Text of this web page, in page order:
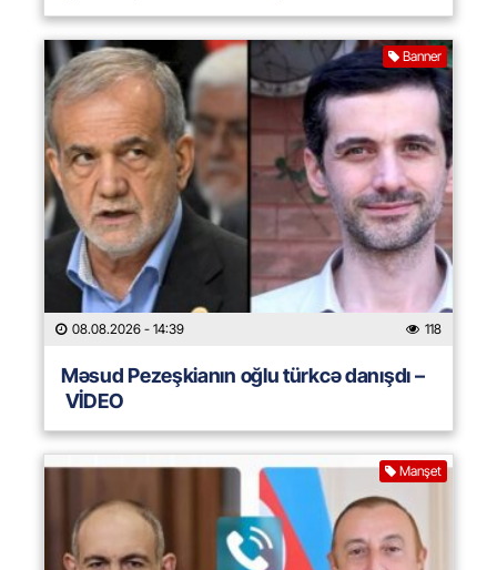
Banner
08.08.2026 - 14:39 118
Məsud Pezeşkianın oğlu türkcə danışdı –
VİDEO
Manşet